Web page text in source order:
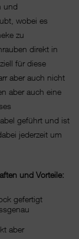
und
wobei es
zu
direkt in
für diese
aber auch nicht
aber auch eine
geführt und ist
jederzeit um
und Vorteile:
gefertigt
aber